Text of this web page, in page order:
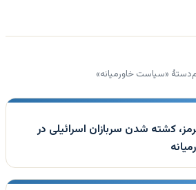
«سیاست خاورمیانه»
کشته شدن سربازان اسرائیلی در